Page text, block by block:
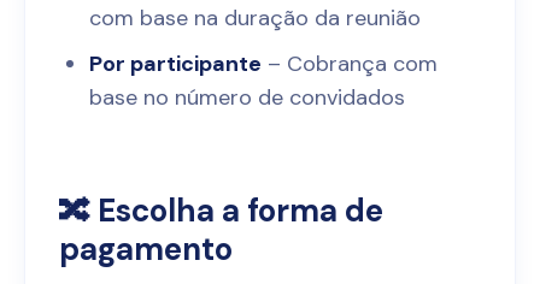
com base na duração da reunião
Por participante – Cobrança com
base no número de convidados
🔀 Escolha a forma de
pagamento